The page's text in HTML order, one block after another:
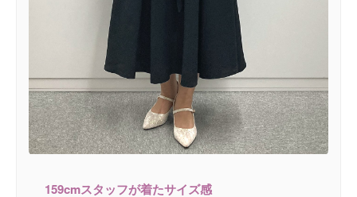
159cmスタッフが着たサイズ感